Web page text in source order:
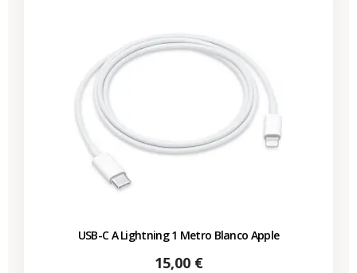
USB-C A Lightning 1 Metro Blanco Apple
Precio
15,00 €